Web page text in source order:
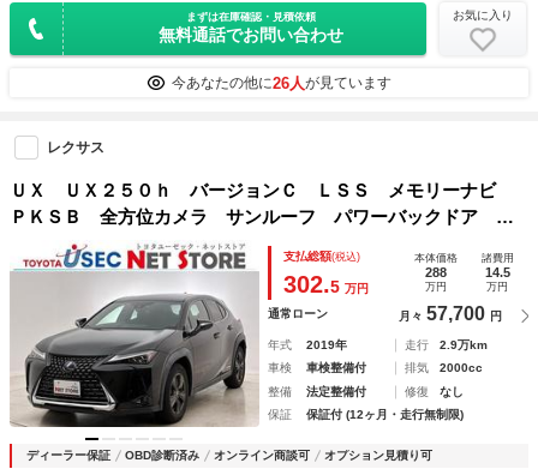
まずは在庫確認・見積依頼
無料通話でお問い合わせ
お気に入り
今あなたの他に26人が見ています
レクサス
ＵＸ ＵＸ２５０ｈ バージョンＣ ＬＳＳ メモリーナビ
ＰＫＳＢ 全方位カメラ サンルーフ パワーバックドア Ｅ
ＴＣ２．０ ＬＥＤライト バックモニター ドラレコ レー
ダークルコン ＢＳＭ ＬＫＡ ブルートゥース フルセグ
支払総額(税込)
302.5 万円
本体価格
288
万円
諸費用
14.5
万円
通常ローン 月々 57,700 円
年式 2019年 走行
2.9万km
車検
車検整備付 排気
2000cc
整備
法定整備付 修復
なし
保証
保証付 (12ヶ月・走行無制限)
ディーラー保証 OBD診断済み オンライン商談可 オプション見積り可